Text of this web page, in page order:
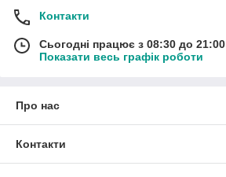
Контакти
Сьогодні працює з 08:30 до 21:00
Показати весь графік роботи
Про нас
Контакти